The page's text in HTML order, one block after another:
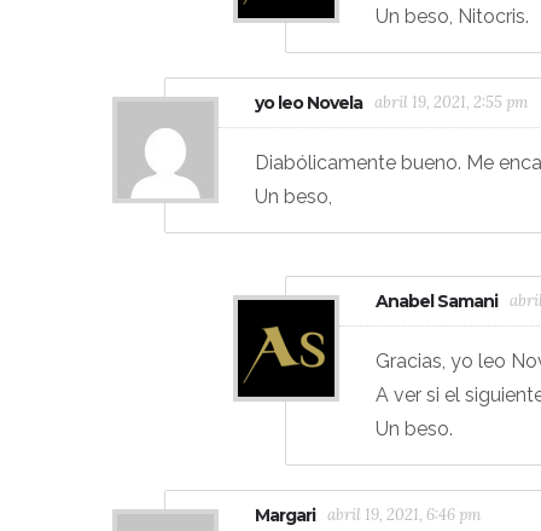
Un beso, Nitocris.
yo leo Novela abril 19, 2021, 2:55 pm
Diabólicamente bueno. Me
Un beso,
Anabel Samani
Gracias, yo leo
A ver si el
Un beso.
Margari abril 19, 2021, 6:46 pm